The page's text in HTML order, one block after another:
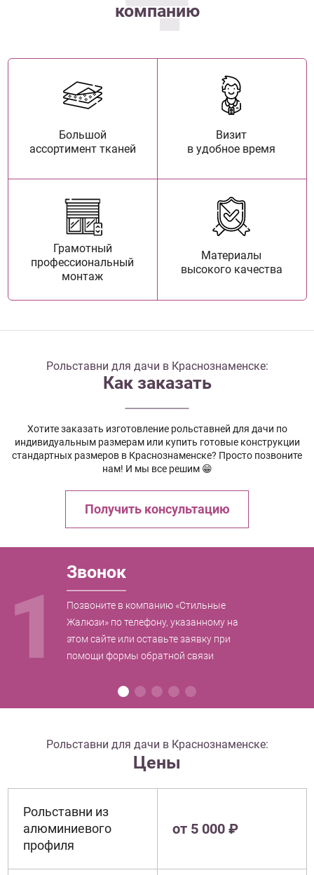
компанию
Большой
ассортимент тканей
Визит
в удобное время
Грамотный
профессиональный
монтаж
Материалы
высокого качества
Рольставни для дачи в Краснознаменске:
Как заказать
Хотите заказать изготовление рольставней для дачи по
индивидуальным размерам или купить готовые конструкции
стандартных размеров в Краснознаменске? Просто позвоните
нам! И мы все решим 😁
Получить консультацию
1
Звонок
Позвоните в компанию «Стильные
Жалюзи» по телефону, указанному на
этом сайте или оставьте заявку при
помощи формы обратной связи
Рольставни для дачи в Краснознаменске:
Цены
Рольставни из
алюминиевого
профиля
от 5 000 ₽